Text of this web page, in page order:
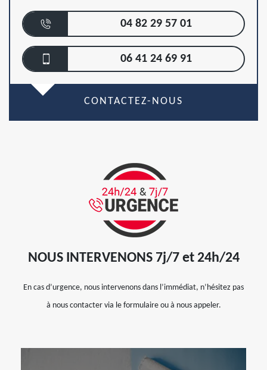
04 82 29 57 01
06 41 24 69 91
CONTACTEZ-NOUS
NOUS INTERVENONS 7j/7 et 24h/24
En cas d’urgence, nous intervenons dans l’immédiat, n’hésitez pas
à nous contacter via le formulaire ou à nous appeler.